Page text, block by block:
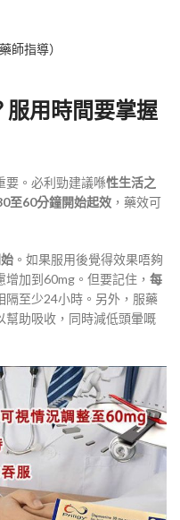
師指導）
用時間要掌握
要。必利勁建議喺性生活之
至60分鐘開始起效 ，藥效可
。如果服用後覺得效果唔夠
加到60mg。但要記住， 每
隔至少24小時 。另外，服藥
幫助吸收，同時減低頭暈嘅